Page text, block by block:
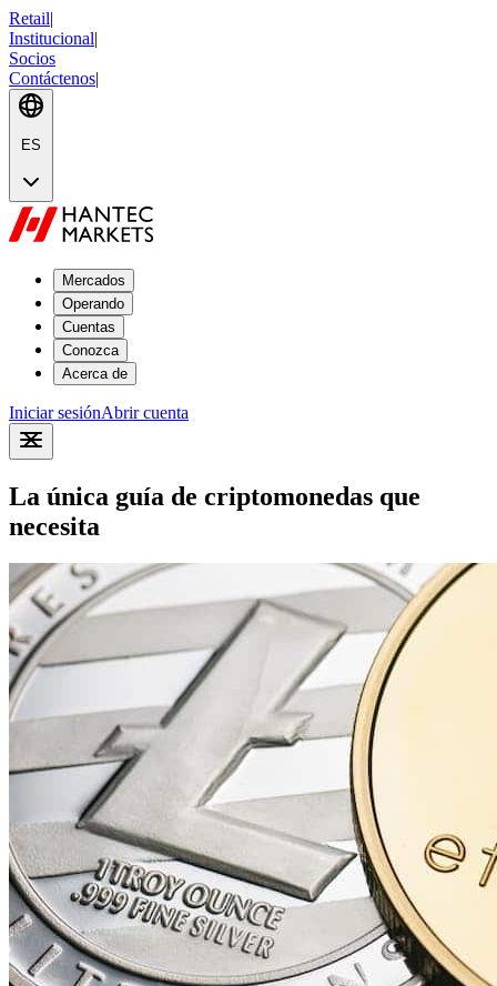
Retail|
Institucional|
Socios
Contáctenos|
ES
Mercados
Operando
Cuentas
Conozca
Acerca de
Iniciar sesiónAbrir cuenta
La única guía de criptomonedas que
necesita